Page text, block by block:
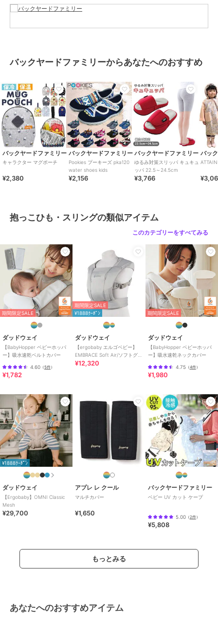
【サイズ】
※サイズは当店計測の実寸サイズです。実際の商品ならびにメーカー
了承ください。
【重量】
約192g（※商品一式の重量です。）
【注意点】
手洗い 可ドライクリーニング 不可乾燥機 不可長時間日光にあたった
り、摩擦、水漏れなどによる色落ちや色移りすることがあります。お
取り扱いの際は、商品やパッケージなどに記載されている品質表示、
アテンションタグ、ご使用上の注意事項などを必ずご確認下さい。本
来の目的以外にはご使用にならないで下さい。カメラやモニターの性
質により、画像と実物の色の違いがある場合がございますのでご理解
願います。
スリング 抱っこひも 通販 minimonkey ミニモンキー ミニスリング
ベビースリング メッシュ 抱っこ紐 縦抱き 腰抱き シンプル 無地 赤ち
内祝い ギフト 誕生日
ブランド バックヤードファミリー
ショップ バックヤードファミリー
商品カテゴリ ベビー用品・おもちゃ
抱っこ
ひも・スリング
性別タイプ
ガールズ
ベビー用品・おもちゃ ／
抱っこ
ひも・スリング
ボーイズ
抱っこ
カラー
グレー、グリーン、ベージュ、ブ
ルー、ホワイト
サイズ ベビースリング
バックヤードファミリーからあなたへのおすすめ
バックヤードファミリー
キャラクター マグポーチ
¥2,380
バックヤードファミリー
Pookies プーキーズ pka120
water shoes kids
¥2,156
バックヤードファミリー
ゆるみ対策スリッパ キュキュ
ッパ 22.5～24.5cm
¥3,766
バッ
抱っこひも・スリングの類似アイテム
このカテゴリーをすべてみる
期間限定SALE
ダッドウェイ
【BabyHopper ベビーホッパ
ー】吸水速乾ベルトカバー
4.60 （5件）
¥1,782
期間限定SALE
¥1888ｸｰﾎﾟﾝ
ダッドウェイ
【ergobaby エルゴベビー】
EMBRACE Soft Air/ソフトグレ
ー
¥12,320
期間限定SALE
ダッドウェイ
【BabyHopper ベビーホッパ
ー】吸水速乾ネックカバー
4.75（4件）
¥1,980
¥1888ｸｰﾎﾟﾝ
ダッドウェイ
【Ergobaby】OMNI Classic
Mesh
¥29,700
アプレ レ クール
マルチカバー
¥1,650
バックヤードファミリー
ベビー UV カット ケープ
5.00（2件）
¥5,808
もっとみる
あなたへのおすすめアイテム